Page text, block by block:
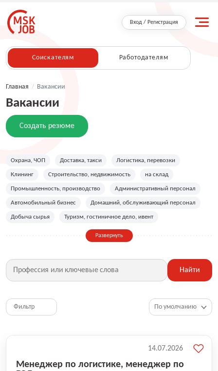
Вход / Регистрация
Соискателям Работодателям
Главная / Вакансии
Вакансии
Создать резюме
Охрана, ЧОП Доставка, такси Логистика, перевозки
Клининг Строительство, недвижимость на склад
Промышленность, производство Административный персонал
Автомобильный бизнес Домашний, обслуживающий персонал
Добыча сырья Туризм, гостиничное дело, ивент
Дизайн, искусство, ивент
Фитнес, красота, спорт Страхование
Медицина, фармацевтика Маркетинг, PR, реклама
HR, управление персоналом
Топ менеджмент, руководители
Развернуть
Найти
Фильтр
Менеджер по логистике, менеджер по
14.07.2026